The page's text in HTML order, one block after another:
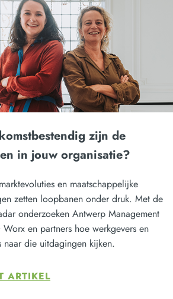
zijn de
in jouw organisatie?
en maatschappelijke
zetten loopbanen onder druk. Met de
onderzoeken Antwerp Management
en partners hoe werkgevers en
naar die uitdagingen kijken.
ARTIKEL